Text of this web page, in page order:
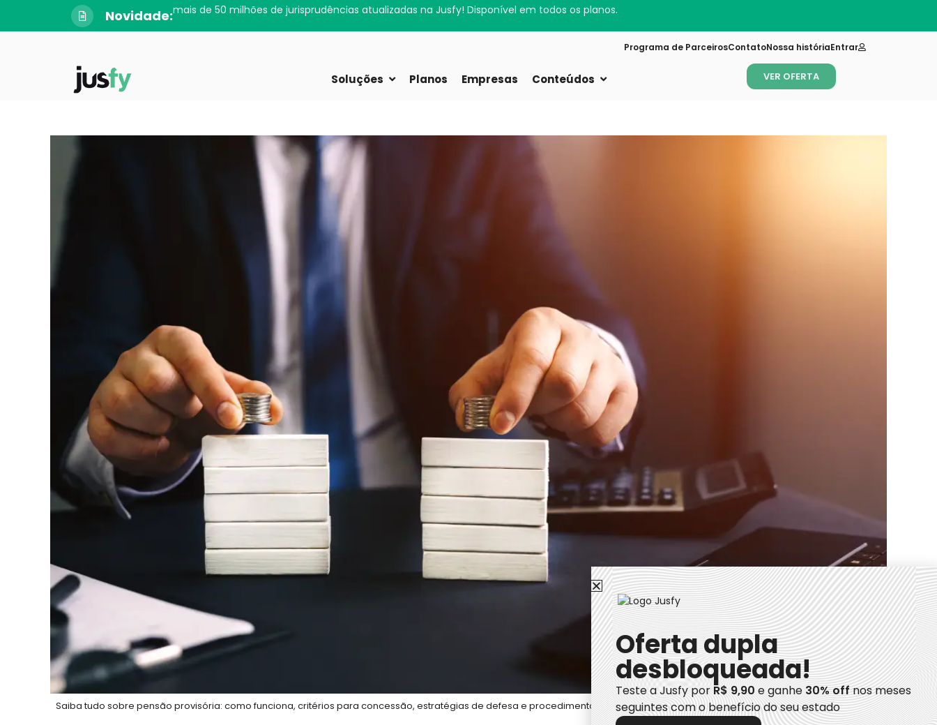
Novidade:mais de 50 milhões de jurisprudências atualizadas na Jusfy! Disponível em todos os planos.
Entrar
Nossa história
Contato
Programa de Parceiros
Soluções Planos Empresas Conteúdos VER OFERTA
Saiba tudo sobre pensão provisória: como funciona, critérios para concessão, estratégias de defesa e procedimentos legais para advogados especializados em Direito de Família
Oferta dupla
desbloqueada!
Teste a Jusfy porR$ 9,90e ganhe30% offnos meses
seguintes com o benefício do seu estado